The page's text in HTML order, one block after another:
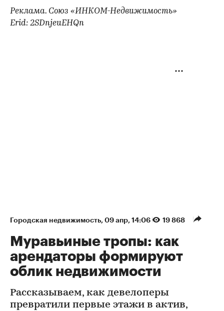
Реклама. Союз «ИНКОМ-Недвижимость»
Erid: 2SDnjeuEHQn
Городская недвижимость 09 апр, 14:06 19 868
Муравьиные тропы: как
арендаторы формируют
облик недвижимости
Рассказываем, как девелоперы
превратили первые этажи в актив,